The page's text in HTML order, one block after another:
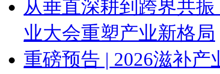
从垂直深耕到跨界共
业大会重塑产业新格局
重磅预告 | 2026滋补